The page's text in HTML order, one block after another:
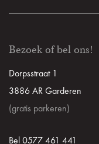
Bezoek of bel ons!
Dorpsstraat 1
3886 AR Garderen
(gratis parkeren)
Bel 0577 461 441